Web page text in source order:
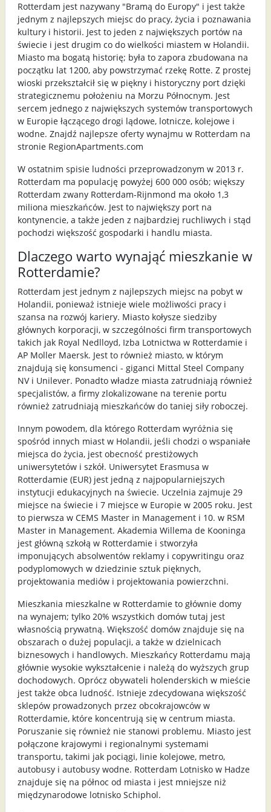
Rotterdam jest nazywany "Bramą do Europy" i jest także
jednym z najlepszych miejsc do pracy, życia i poznawania
kultury i historii. Jest to jeden z największych portów na
świecie i jest drugim co do wielkości miastem w Holandii.
Miasto ma bogatą historię; była to zapora zbudowana na
początku lat 1200, aby powstrzymać rzekę Rotte. Z prostej
wioski przekształcił się w piękny i historyczny port dzięki
strategicznemu położeniu na Morzu Północnym. Jest
sercem jednego z największych systemów transportowych
w Europie łączącego drogi lądowe, lotnicze, kolejowe i
wodne. Znajdź najlepsze oferty wynajmu w Rotterdam na
stronie RegionApartments.com
W ostatnim spisie ludności przeprowadzonym w 2013 r.
Rotterdam ma populację powyżej 600 000 osób; większy
Rotterdam zwany Rotterdam-Rijnmond ma około 1,3
miliona mieszkańców. Jest to największy port na
kontynencie, a także jeden z najbardziej ruchliwych i stąd
pochodzi większość gospodarki i handlu miasta.
Dlaczego warto wynająć mieszkanie w
Rotterdamie?
Rotterdam jest jednym z najlepszych miejsc na pobyt w
Holandii, ponieważ istnieje wiele możliwości pracy i
szansa na rozwój kariery. Miasto kołysze siedziby
głównych korporacji, w szczególności firm transportowych
takich jak Royal Nedlloyd, Izba Lotnictwa w Rotterdamie i
AP Moller Maersk. Jest to również miasto, w którym
znajdują się konsumenci - giganci Mittal Steel Company
NV i Unilever. Ponadto władze miasta zatrudniają również
specjalistów, a firmy zlokalizowane na terenie portu
również zatrudniają mieszkańców do taniej siły roboczej.
Innym powodem, dla którego Rotterdam wyróżnia się
spośród innych miast w Holandii, jeśli chodzi o wspaniałe
miejsca do życia, jest obecność prestiżowych
uniwersytetów i szkół. Uniwersytet Erasmusa w
Rotterdamie (EUR) jest jedną z najpopularniejszych
instytucji edukacyjnych na świecie. Uczelnia zajmuje 29
miejsce na świecie i 7 miejsce w Europie w 2005 roku. Jest
to pierwsza w CEMS Master in Management i 10. w RSM
Master in Management. Akademia Willema de Kooninga
jest główną szkołą w Rotterdamie i stworzyła
imponujących absolwentów reklamy i copywritingu oraz
podyplomowych w dziedzinie sztuk pięknych,
projektowania mediów i projektowania powierzchni.
Mieszkania mieszkalne w Rotterdamie to głównie domy
na wynajem; tylko 20% wszystkich domów tutaj jest
własnością prywatną. Większość domów znajduje się na
obszarach o dużej populacji, a także w dzielnicach
biznesowych i handlowych. Mieszkańcy Rotterdamu mają
głównie wysokie wykształcenie i należą do wyższych grup
dochodowych. Oprócz obywateli holenderskich w mieście
jest także obca ludność. Istnieje zdecydowana większość
sklepów prowadzonych przez obcokrajowców w
Rotterdamie, które koncentrują się w centrum miasta.
Poruszanie się również nie stanowi problemu. Miasto jest
połączone krajowymi i regionalnymi systemami
transportu, takimi jak pociągi, linie kolejowe, metro,
autobusy i autobusy wodne. Rotterdam Lotnisko w Hadze
znajduje się na północ od miasta i jest mniejsze niż
międzynarodowe lotnisko Schiphol.